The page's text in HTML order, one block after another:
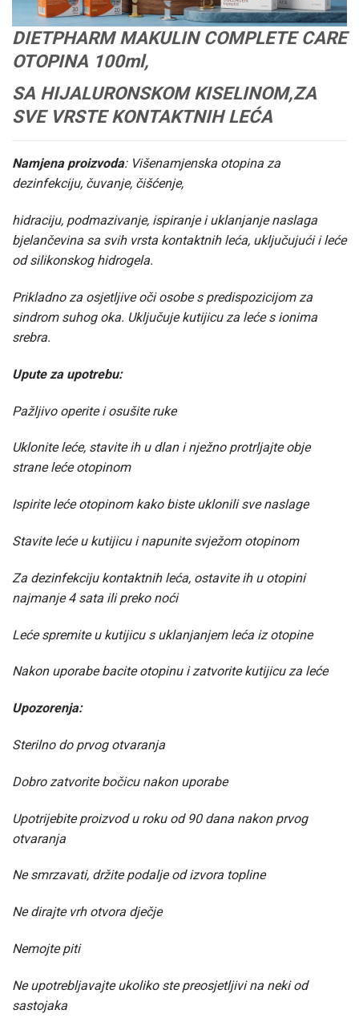
DIETPHARM MAKULIN COMPLETE CARE
OTOPINA 100ml,
SA HIJALURONSKOM KISELINOM,ZA
SVE VRSTE KONTAKTNIH LEĆA
Namjena proizvoda: Višenamjenska otopina za
dezinfekciju, čuvanje, čišćenje,
hidraciju, podmazivanje, ispiranje i uklanjanje naslaga
bjelančevina sa svih vrsta kontaktnih leća, uključujući i leće
od silikonskog hidrogela.
Prikladno za osjetljive oči osobe s predispozicijom za
sindrom suhog oka. Uključuje kutijicu za leće s ionima
srebra.
Upute za upotrebu:
Pažljivo operite i osušite ruke
Uklonite leće, stavite ih u dlan i nježno protrljajte obje
strane leće otopinom
Ispirite leće otopinom kako biste uklonili sve naslage
Stavite leće u kutijicu i napunite svježom otopinom
Za dezinfekciju kontaktnih leća, ostavite ih u otopini
najmanje 4 sata ili preko noći
Leće spremite u kutijicu s uklanjanjem leća iz otopine
Nakon uporabe bacite otopinu i zatvorite kutijicu za leće
Upozorenja:
Sterilno do prvog otvaranja
Dobro zatvorite bočicu nakon uporabe
Upotrijebite proizvod u roku od 90 dana nakon prvog
otvaranja
Ne smrzavati, držite podalje od izvora topline
Ne dirajte vrh otvora dječje
Nemojte piti
Ne upotrebljavajte ukoliko ste preosjetljivi na neki od
sastojaka